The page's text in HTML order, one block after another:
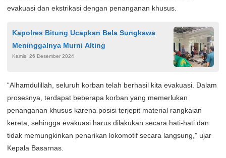
evakuasi dan ekstrikasi dengan penanganan khusus.
Kapolres Bitung Ucapkan Bela Sungkawa
Meninggalnya Murni Alting
Kamis, 26 Desember 2024
“Alhamdulillah, seluruh korban telah berhasil kita evakuasi. Dalam
prosesnya, terdapat beberapa korban yang memerlukan
penanganan khusus karena posisi terjepit material rangkaian
kereta, sehingga evakuasi harus dilakukan secara hati-hati dan
tidak memungkinkan penarikan lokomotif secara langsung,” ujar
Kepala Basarnas.